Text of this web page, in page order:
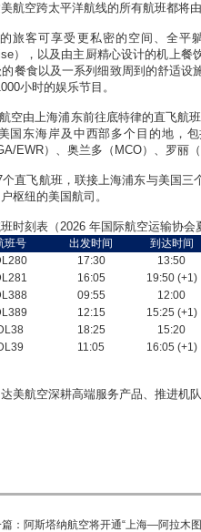
航空跨太平洋航线的所有航班都将
旅客可享受更私密的空间、全
），以及由主厨精心设计的机上餐
餐食以及一系列细致周到的舒适
小时的娱乐节目。
空由上海浦东前往底特律的直飞航
国东海岸及中西部多个目的地，
EWR）、奥兰多（ MCO）、罗丽（
个直飞航班，联接上海浦东与美国
枢纽的美国航司。
时刻表（2026 年国际航空运输协会
班号 出发时间 到达时间
17:30 13:50
16:05 19:50 (+1)
09:55 12:00
12:15 15:25 (+1)
18:25 15:20
11:05 16:05 (+1)
美航空深耕高端服务产品、推进机
：阿斯塔纳航空将开通“上海—阿拉木